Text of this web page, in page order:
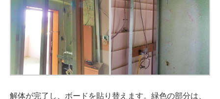
解体が完了し、ボードを貼り替えます。緑色の部分は、